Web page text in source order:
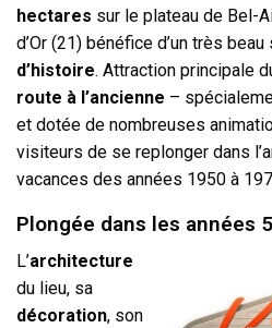
hectares sur le plateau de Bel-
d’Or (21) bénéfice d’un très
d’histoire. Attraction principale
route à l’ancienne –
et dotée de nombreuses
visiteurs de se replonger dans
vacances des années 1950 à
Plongée dans les années
L’architecture
du lieu, sa
décoration, son